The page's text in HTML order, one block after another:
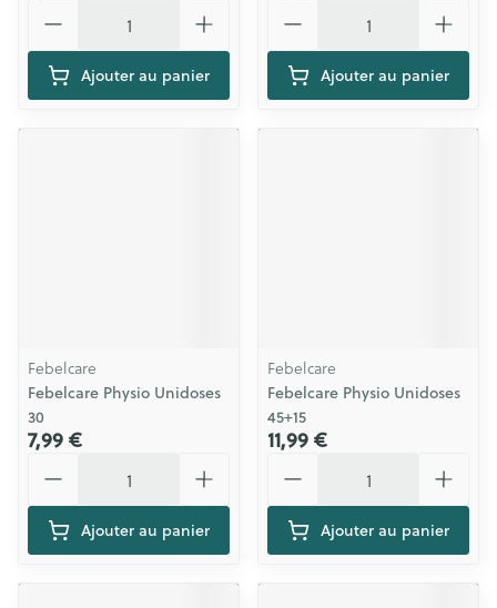
Ajouter au panier Ajouter au panier
Febelcare
Febelcare Physio Unidoses
30
7,99 €
Ajouter au panier
Febelcare
Febelcare Physio Unidoses
45+15
11,99 €
Ajouter au panier